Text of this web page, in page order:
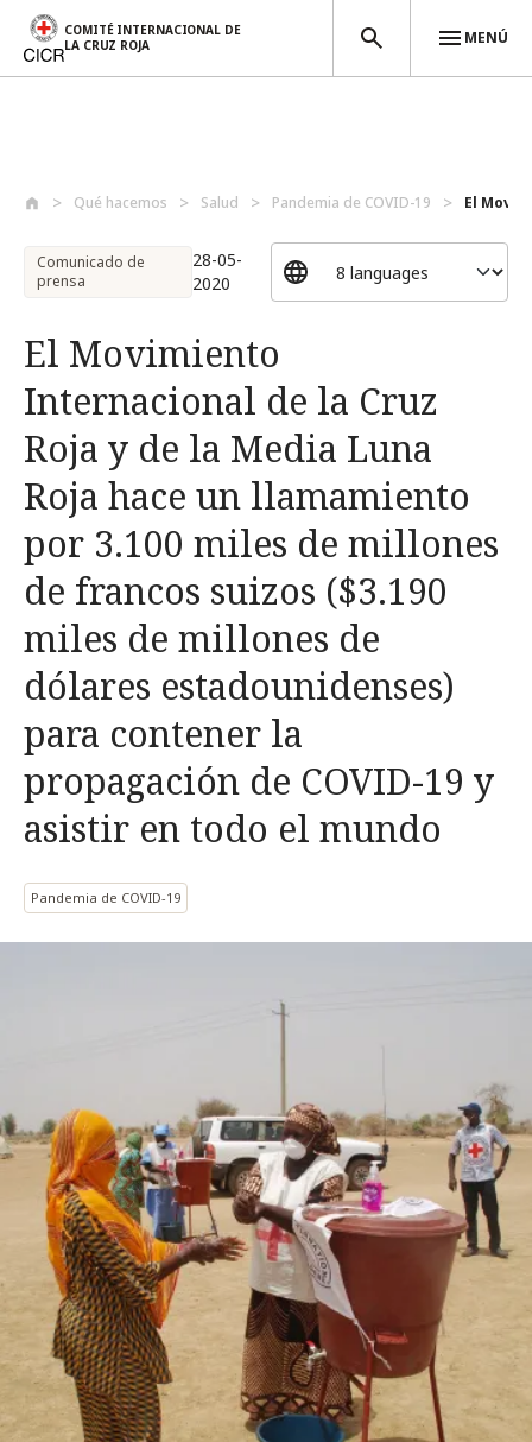
COMITÉ INTERNACIONAL DE
LA CRUZ ROJA
MENÚ
Qué hacemos Salud Pandemia de COVID-19 El
Comunicado de
prensa
28-05-
2020
El Movimiento
Internacional de la Cruz
Roja y de la Media Luna
Roja hace un llamamiento
por 3.100 miles de millones
de francos suizos ($3.190
miles de millones de
dólares estadounidenses)
para contener la
propagación de COVID-19 y
asistir en todo el mundo
Pandemia de COVID-19